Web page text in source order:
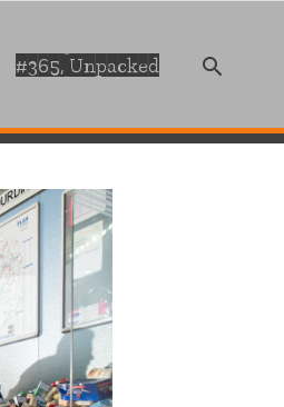
#365, Unpacked